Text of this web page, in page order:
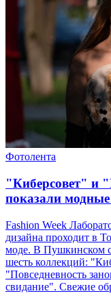
Фотолента
"Киберсовет" и
показали
Fashion Week
дизайна проходит в
моде. В Пушкинском
шесть коллекций:
"Повседневность
свидание". Свежие